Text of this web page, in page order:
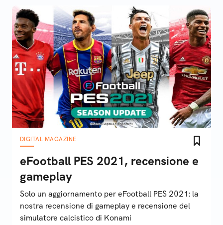
DIGITAL MAGAZINE
eFootball PES 2021, recensione e
gameplay
Solo un aggiornamento per eFootball PES 2021: la
nostra recensione di gameplay e recensione del
simulatore calcistico di Konami